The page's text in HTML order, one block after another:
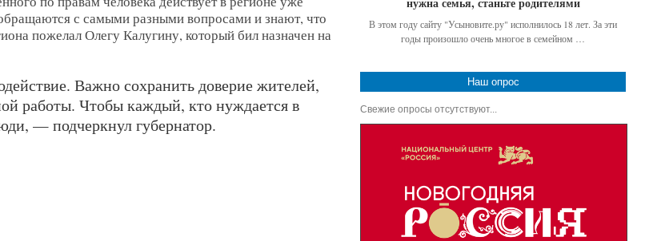
с самыми разными вопросами и знают, что
пожелал Олегу Калугину, который бил назначен на
Важно сохранить доверие жителей,
работы. Чтобы каждый, кто нуждается в
— подчеркнул губернатор.
В этом году сайту "Усыновите.ру" исполнилось 18 лет. За эти
годы произошло очень многое в семейном …
Наш опрос
Свежие опросы отсутствуют...